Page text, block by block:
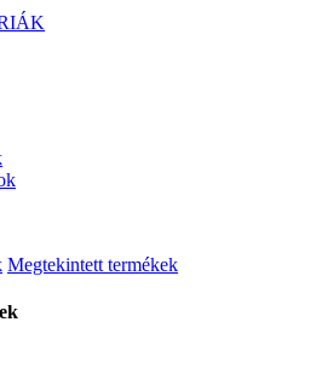
Megtekintett termékek